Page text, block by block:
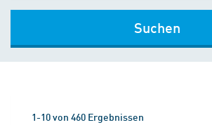
Suchen
1-10 von 460 Ergebnissen